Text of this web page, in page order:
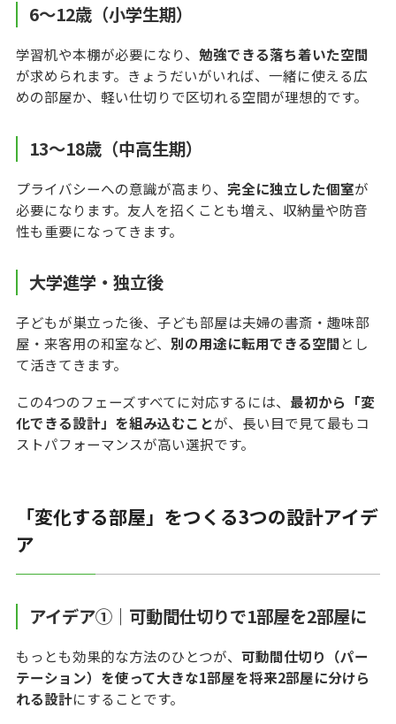
6〜12歳（小学生期）
学習机や本棚が必要になり、 勉強できる落ち着いた空間
が求められます。きょうだいがいれば、一緒に使える広
めの部屋か、軽い仕切りで区切れる空間が理想的です。
13〜18歳（中高生期）
プライバシーへの意識が高まり、 完全に独立した個室が
必要になります。友人を招くことも増え、収納量や防音
性も重要になってきます。
大学進学・独立後
子どもが巣立った後、子ども部屋は夫婦の書斎・趣味部
屋・来客用の和室など、 別の用途に転用できる空間 とし
て活きてきます。
この4つのフェーズすべてに対応するには、 最初から「変
化できる設計」を組み込むことが、長い目で見て最もコ
ストパフォーマンスが高い選択です。
「変化する部屋」をつくる3つの設計アイデ
ア
アイデア①｜可動間仕切りで1部屋を2部屋に
もっとも効果的な方法のひとつが、 可動間仕切り（パー
テーション）を使って大きな1部屋を将来2部屋に分けら
れる設計にすることです。